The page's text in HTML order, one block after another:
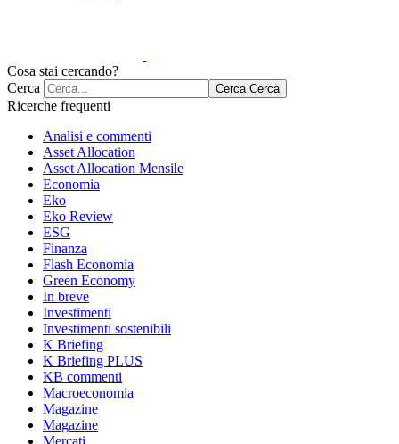
Cosa stai cercando?
Cerca
Cerca Cerca
Ricerche frequenti
Analisi e commenti
Asset Allocation
Asset Allocation Mensile
Economia
Eko
Eko Review
ESG
Finanza
Flash Economia
Green Economy
In breve
Investimenti
Investimenti sostenibili
K Briefing
K Briefing PLUS
KB commenti
Macroeconomia
Magazine
Magazine
Mercati